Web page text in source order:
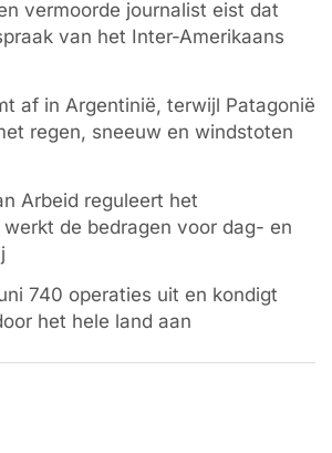
vermoorde journalist eist dat
van het Inter-Amerikaans
af in Argentinië, terwijl Patagonië
regen, sneeuw en windstoten
Arbeid reguleert het
de bedragen voor dag- en
740 operaties uit en kondigt
het hele land aan